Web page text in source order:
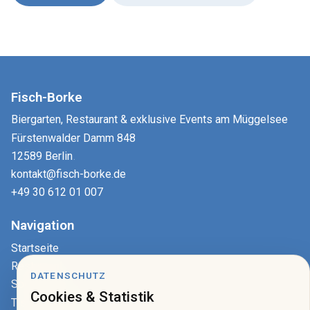
Fisch-Borke
Biergarten, Restaurant & exklusive Events am Müggelsee
Fürstenwalder Damm 848
12589 Berlin
kontakt@fisch-borke.de
+49 30 612 01 007
Navigation
Startseite
Restaurant
Speisekarte
Tisch reservieren
DATENSCHUTZ
Cookies & Statistik